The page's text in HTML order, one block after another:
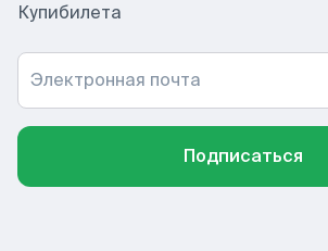
Купибилета
Электронная почта
Подписаться